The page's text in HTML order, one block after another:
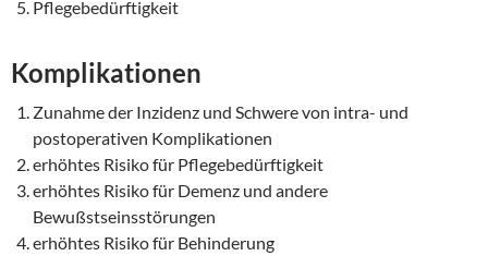
Pflegebedürftigkeit
Komplikationen
Zunahme der Inzidenz und Schwere von intra- und
postoperativen Komplikationen
erhöhtes Risiko für Pflegebedürftigkeit
erhöhtes Risiko für Demenz und andere
Bewußstseinsstörungen
erhöhtes Risiko für Behinderung